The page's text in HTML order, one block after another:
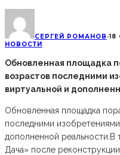
СЕРГЕЙ РОМАНОВ ·18
НОВОСТИ
Обновленная площадка
возрастов последними
виртуальной и
Обновленная площадка
последними
дополненной
Дача» после